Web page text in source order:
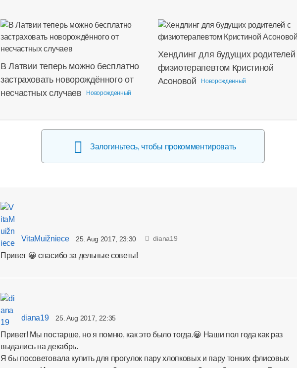
В Латвии теперь можно бесплатно
застраховать новорождённого от
несчастных случаев
Новорожденный
Хендлинг для будущих родителей
физиотерапевтом Кристиной
Асоновой
Новорожденный
Залогиньтесь, чтобы прокомментировать
VitaMuižniece 25. Aug 2017, 23:30 diana19
Привет 😀 спасибо за дельные советы!
diana19 25. Aug 2017, 22:35
Привет! Мы постарше, но я помню, как это было тогда.😀 Наши пол года как раз
выдались на декабрь.
Я бы посоветовала купить для прогулок пару хлопковых и пару тонких флисовых